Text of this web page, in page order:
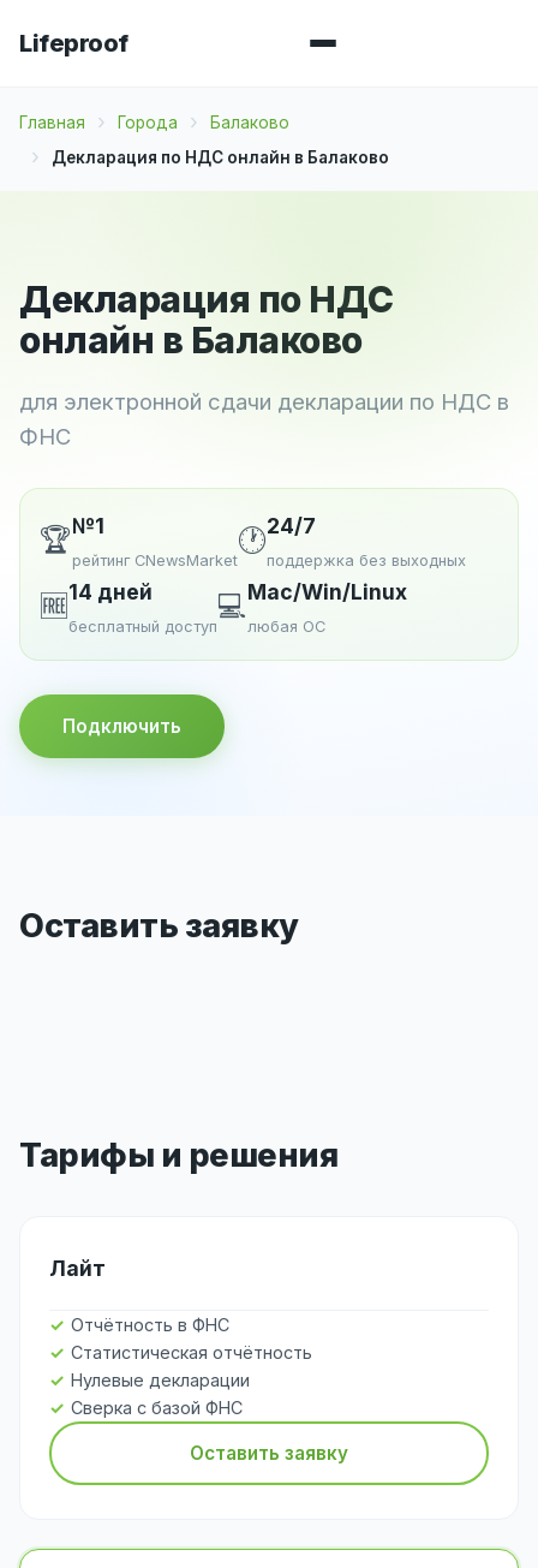
Lifeproof
Главная Города
Балаково
Декларация по НДС онлайн в Балаково
Декларация по НДС
онлайн в Балаково
для электронной сдачи декларации по НДС в
ФНС
🏆№1
рейтинг CNewsMarket
🕐24/7
поддержка без выходных
🆓14 дней
бесплатный доступ
💻Mac/Win/Linux
любая ОС
Подключить
Оставить заявку
Тарифы и решения
Лайт
Отчётность в ФНС
Статистическая отчётность
Нулевые декларации
Сверка с базой ФНС
Оставить заявку